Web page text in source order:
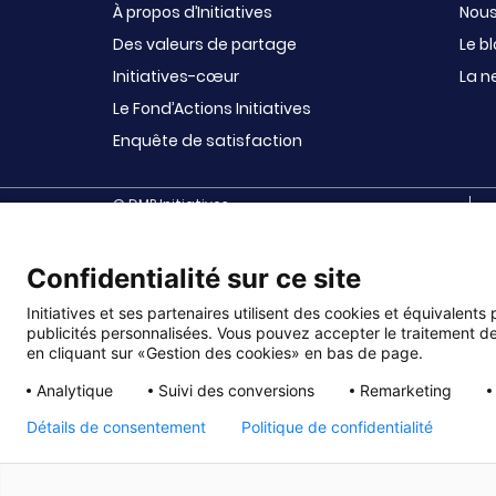
À propos d’Initiatives
Des valeurs de partage
Initiatives-cœur
Le Fond’Actions Initiatives
Enquête de satisfaction
Le
La
© DMP Initiatives
Initiatives est le spécialiste français des solutions
maternelles, aux collèges et lycées, aux associations
sportives (UGSEL, USEP, AS …), aux bureaux des
3ème âge, à fonds publics, à fonds privés, comités
Confidentialité sur ce site
Initiatives et ses partenaires utilisent des cookies et
publicités personnalisées. Vous pouvez accepter le traitement
en cliquant sur «Gestion des cookies» en bas de page.
Analytique
Suivi des conversions Remarketing
Détails de consentement Politique de confidentialité